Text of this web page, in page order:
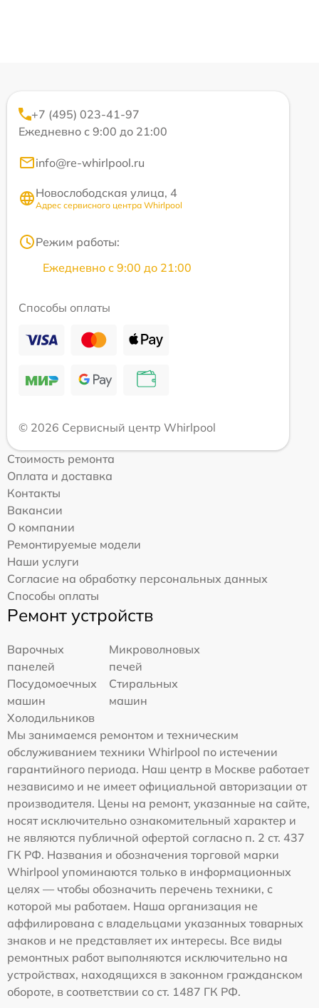
+7 (495) 023-41-97
Ежедневно с 9:00 до 21:00
info@re-whirlpool.ru
Новослободская улица, 4
Адрес сервисного центра Whirlpool
Режим работы:
Ежедневно с 9:00 до 21:00
Способы оплаты
© 2026 Сервисный центр Whirlpool
Стоимость ремонта
Оплата и доставка
Контакты
Вакансии
О компании
Ремонтируемые модели
Наши услуги
Согласие на обработку персональных данных
Способы оплаты
Ремонт устройств
Варочных
панелей
Микроволновых
печей
Посудомоечных
машин
Стиральных
машин
Холодильников
Мы занимаемся ремонтом и техническим
обслуживанием техники Whirlpool по истечении
гарантийного периода. Наш центр в Москве работает
независимо и не имеет официальной авторизации от
производителя. Цены на ремонт, указанные на сайте,
носят исключительно ознакомительный характер и
не являются публичной офертой согласно п. 2 ст. 437
ГК РФ. Названия и обозначения торговой марки
Whirlpool упоминаются только в информационных
целях — чтобы обозначить перечень техники, с
которой мы работаем. Наша организация не
аффилирована с владельцами указанных товарных
знаков и не представляет их интересы. Все виды
ремонтных работ выполняются исключительно на
устройствах, находящихся в законном гражданском
обороте, в соответствии со ст. 1487 ГК РФ.